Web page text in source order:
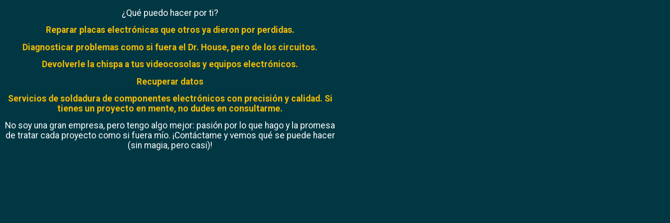
¿Qué puedo hacer por ti?
Reparar placas electrónicas que otros ya dieron por perdidas.
Diagnosticar problemas como si fuera el Dr. House, pero de los circuitos.
Devolverle la chispa a tus videocosolas y equipos electrónicos.
Recuperar datos
Servicios de soldadura de componentes electrónicos con precisión y calidad. Si
tienes un proyecto en mente, no dudes en consultarme.
No soy una gran empresa, pero tengo algo mejor: pasión por lo que hago y la promesa
de tratar cada proyecto como si fuera mío. ¡Contáctame y vemos qué se puede hacer
(sin magia, pero casi)!